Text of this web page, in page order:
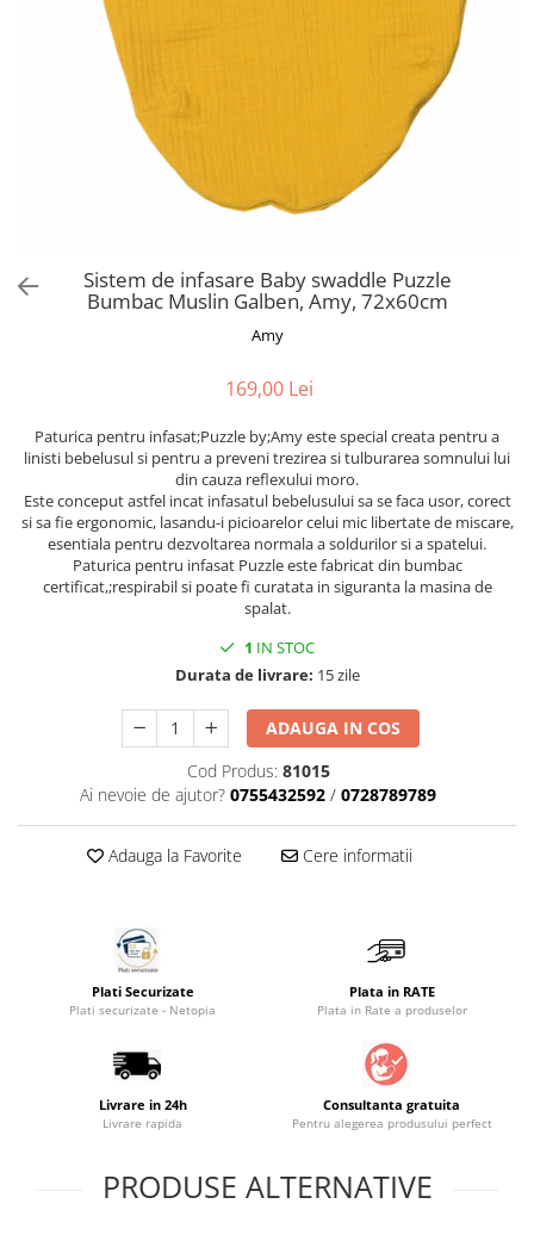
Bumpere si aparatori pat
Carusele si lampi de veghe
Decoratiuni si alte articole
Fotolii si scaune copii
Learning tower
Lenjerii de pat
Mese de infasat
Saltele masa de infasat
Monitorizare video
Piscine cu bile
Pompe de san
Saltele 127x 63 cm
Saltele120x60 cm
Saltelute de activitati
Tablite magetice si accesorii
Umidificatore
Genti plimbare/scutece
Rucsac transport copii
Accesorii scaune auto
Carucioare Reversibile
Huse scaune auto
Jucarii de dentitie
Jucarii Smart
Jucării de plus
Cosmetice naturale
Halate si Prosoape
Ingrijire bebelusi
Baieti
Olite si reductoare wc
Saci de dormit
Scutece premium
Sisteme de infasare
Sistem de infasare Baby swaddle Puzzle
Bumbac Muslin Galben, Amy, 72x60cm
Amy
169,00 Lei
Paturica pentru infasat;Puzzle by;Amy este special creata pentru a
linisti bebelusul si pentru a preveni trezirea si tulburarea somnului lui
din cauza reflexului moro.
Este conceput astfel incat infasatul bebelusului sa se faca usor, corect
si sa fie ergonomic, lasandu-i picioarelor celui mic libertate de miscare,
esentiala pentru dezvoltarea normala a soldurilor si a spatelui.
Paturica pentru infasat Puzzle este fabricat din bumbac
certificat,;respirabil si poate fi curatata in siguranta la masina de
spalat.
1 IN STOC
Durata de livrare: 15 zile
ADAUGA IN COS
Cod Produs: 81015
Ai nevoie de ajutor? 0755432592 / 0728789789
Adauga la Favorite Cere informatii
Plati Securizate
Plati securizate - Netopia
Plata in RATE
Plata in Rate a produselor
Livrare in 24h
Livrare rapida
Consultanta gratuita
Pentru alegerea produsului perfect
PRODUSE ALTERNATIVE